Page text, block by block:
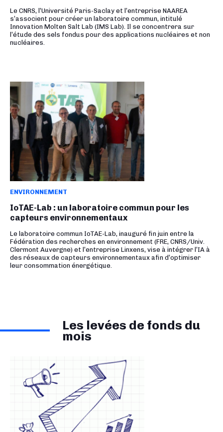
Le CNRS, l’Université Paris-Saclay et l’entreprise NAAREA
s’associent pour créer un laboratoire commun, intitulé
Innovation Molten Salt Lab (IMS Lab). Il se concentrera sur
l’étude des sels fondus pour des applications nucléaires et non
nucléaires.
ENVIRONNEMENT
IoTAE-Lab : un laboratoire commun pour les
capteurs environnementaux
Le laboratoire commun IoTAE-Lab, inauguré fin juin entre la
Fédération des recherches en environnement (FRE, CNRS/Univ.
Clermont Auvergne) et l’entreprise Linxens, vise à intégrer l’IA à
des réseaux de capteurs environnementaux afin d’optimiser
leur consommation énergétique.
Les levées de fonds du
mois